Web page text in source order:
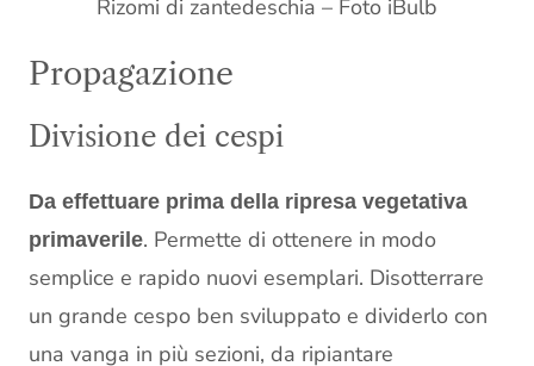
Rizomi di zantedeschia – Foto iBulb
Propagazione
Divisione dei cespi
Da effettuare prima della ripresa vegetativa
primaverile. Permette di ottenere in modo
semplice e rapido nuovi esemplari. Disotterrare
un grande cespo ben sviluppato e dividerlo con
una vanga in più sezioni, da ripiantare